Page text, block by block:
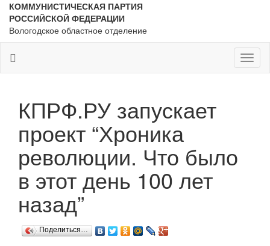
КОММУНИСТИЧЕСКАЯ ПАРТИЯ
РОССИЙСКОЙ ФЕДЕРАЦИИ
Вологодское областное отделение
КПРФ.РУ запускает
проект “Хроника
революции. Что было
в этот день 100 лет
назад”
Поделиться…